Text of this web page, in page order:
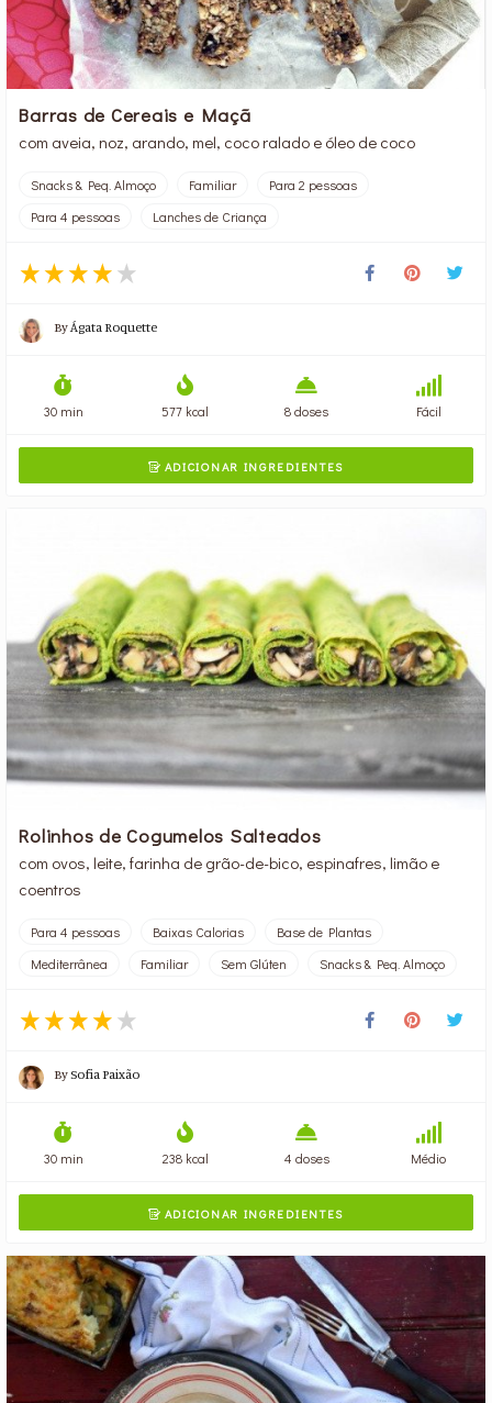
Barras de Cereais e Maçã
com aveia, noz, arando, mel, coco ralado e óleo de coco
Snacks & Peq. Almoço Familiar
Para 2 pessoas
Para 4 pessoas
Lanches de Criança
ByÁgata Roquette
30 min 577 kcal 8 doses Fácil
ADICIONAR INGREDIENTES
Rolinhos de Cogumelos Salteados
com ovos, leite, farinha de grão-de-bico, espinafres, limão e
coentros
Para 4 pessoas Baixas Calorias
Base de Plantas
Mediterrânea
Familiar Sem Glúten Snacks & Peq. Almoço
BySofia Paixão
30 min 238 kcal 4 doses Médio
ADICIONAR INGREDIENTES